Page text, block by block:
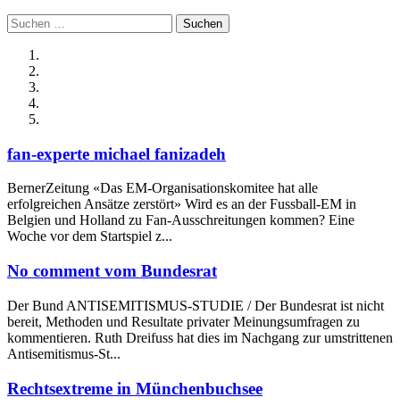
Suchen
nach:
fan-experte michael fanizadeh
BernerZeitung «Das EM-Organisationskomitee hat alle
erfolgreichen Ansätze zerstört» Wird es an der Fussball-EM in
Belgien und Holland zu Fan-Ausschreitungen kommen? Eine
Woche vor dem Startspiel z...
No comment vom Bundesrat
Der Bund ANTISEMITISMUS-STUDIE / Der Bundesrat ist nicht
bereit, Methoden und Resultate privater Meinungsumfragen zu
kommentieren. Ruth Dreifuss hat dies im Nachgang zur umstrittenen
Antisemitismus-St...
Rechtsextreme in Münchenbuchsee